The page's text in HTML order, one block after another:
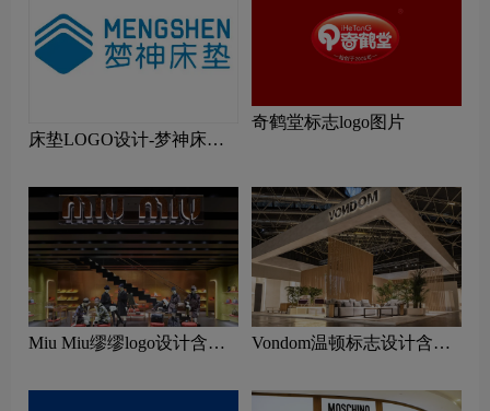
床垫LOGO设计-梦神床垫
奇鹤堂标志logo图片
Miu Miu缪缪logo设计含义
Vondom温顿标志设计含义